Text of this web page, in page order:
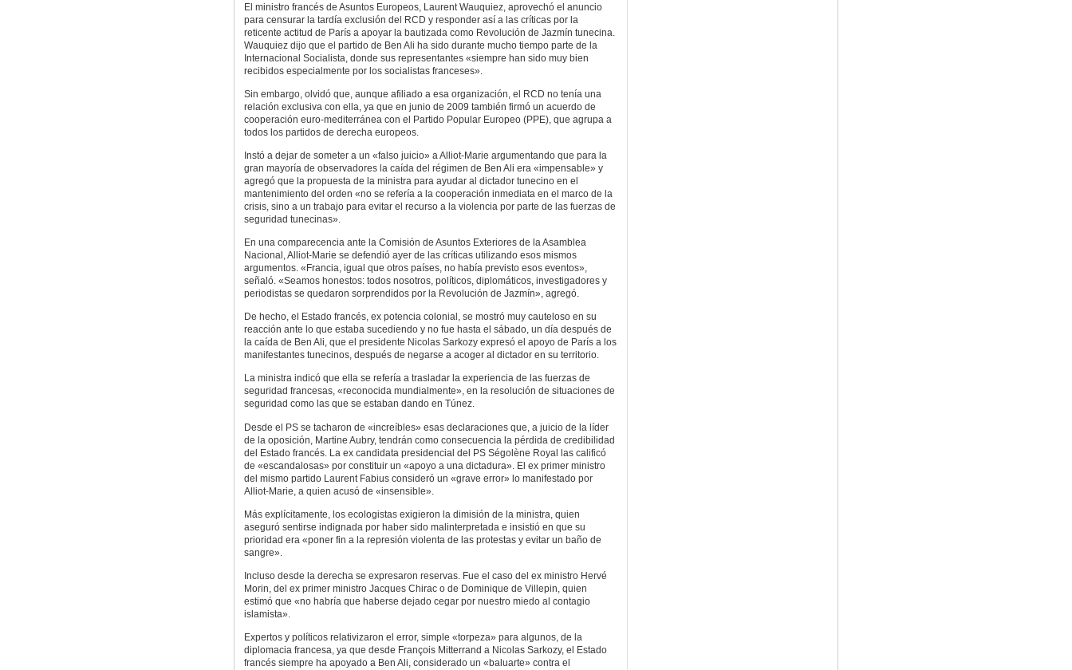
El ministro francés de Asuntos Europeos, Laurent Wauquiez, aprovechó el anuncio
para censurar la tardía exclusión del RCD y responder así a las críticas por la
reticente actitud de París a apoyar la bautizada como Revolución de Jazmín tunecina.
Wauquiez dijo que el partido de Ben Ali ha sido durante mucho tiempo parte de la
Internacional Socialista, donde sus representantes «siempre han sido muy bien
recibidos especialmente por los socialistas franceses».
Sin embargo, olvidó que, aunque afiliado a esa organización, el RCD no tenía una
relación exclusiva con ella, ya que en junio de 2009 también firmó un acuerdo de
cooperación euro-mediterránea con el Partido Popular Europeo (PPE), que agrupa a
todos los partidos de derecha europeos.
Instó a dejar de someter a un «falso juicio» a Alliot-Marie argumentando que para la
gran mayoría de observadores la caída del régimen de Ben Ali era «impensable» y
agregó que la propuesta de la ministra para ayudar al dictador tunecino en el
mantenimiento del orden «no se refería a la cooperación inmediata en el marco de la
crisis, sino a un trabajo para evitar el recurso a la violencia por parte de las fuerzas de
seguridad tunecinas».
En una comparecencia ante la Comisión de Asuntos Exteriores de la Asamblea
Nacional, Alliot-Marie se defendió ayer de las críticas utilizando esos mismos
argumentos. «Francia, igual que otros países, no había previsto esos eventos»,
señaló. «Seamos honestos: todos nosotros, políticos, diplomáticos, investigadores y
periodistas se quedaron sorprendidos por la Revolución de Jazmín», agregó.
De hecho, el Estado francés, ex potencia colonial, se mostró muy cauteloso en su
reacción ante lo que estaba sucediendo y no fue hasta el sábado, un día después de
la caída de Ben Ali, que el presidente Nicolas Sarkozy expresó el apoyo de París a los
manifestantes tunecinos, después de negarse a acoger al dictador en su territorio.
La ministra indicó que ella se refería a trasladar la experiencia de las fuerzas de
seguridad francesas, «reconocida mundialmente», en la resolución de situaciones de
seguridad como las que se estaban dando en Túnez.
Desde el PS se tacharon de «increíbles» esas declaraciones que, a juicio de la líder
de la oposición, Martine Aubry, tendrán como consecuencia la pérdida de credibilidad
del Estado francés. La ex candidata presidencial del PS Ségolène Royal las calificó
de «escandalosas» por constituir un «apoyo a una dictadura». El ex primer ministro
del mismo partido Laurent Fabius consideró un «grave error» lo manifestado por
Alliot-Marie, a quien acusó de «insensible».
Más explícitamente, los ecologistas exigieron la dimisión de la ministra, quien
aseguró sentirse indignada por haber sido malinterpretada e insistió en que su
prioridad era «poner fin a la represión violenta de las protestas y evitar un baño de
sangre».
Incluso desde la derecha se expresaron reservas. Fue el caso del ex ministro Hervé
Morin, del ex primer ministro Jacques Chirac o de Dominique de Villepin, quien
estimó que «no habría que haberse dejado cegar por nuestro miedo al contagio
islamista».
Expertos y políticos relativizaron el error, simple «torpeza» para algunos, de la
diplomacia francesa, ya que desde François Mitterrand a Nicolas Sarkozy, el Estado
francés siempre ha apoyado a Ben Ali, considerado un «baluarte» contra el